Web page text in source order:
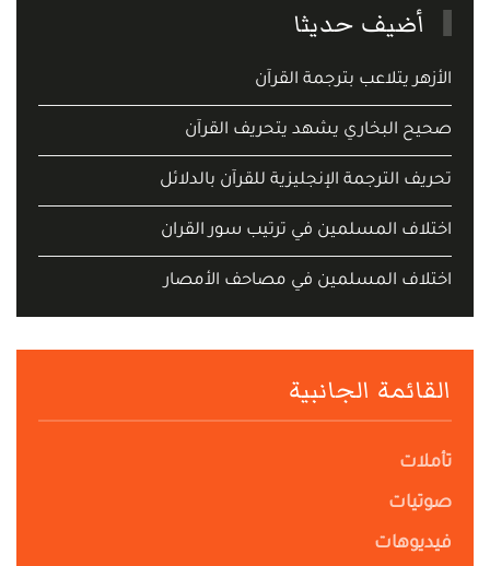
أضيف حديثا
الأزهر يتلاعب بترجمة القرآن
صحيح البخاري يشهد يتحريف القرآن
تحريف الترجمة الإنجليزية للقرآن بالدلائل
اختلاف المسلمين في ترتيب سور القران
اختلاف المسلمين في مصاحف الأمصار
القائمة الجانبية
تأملات
صوتيات
فيديوهات